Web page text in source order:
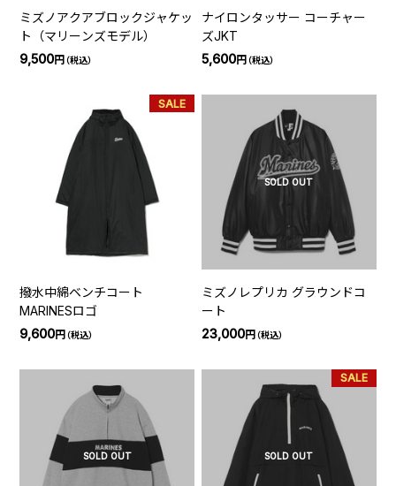
ミズノアクアブロックジャケッ
ト（マリーンズモデル）
9,500円（税込）
ナイロンタッサー コーチャー
ズJKT
5,600円（税込）
SALE
撥水中綿ベンチコート
MARINESロゴ
9,600円（税込）
SOLD OUT
ミズノレプリカ グラウンドコ
ート
23,000円（税込）
SOLD OUT SOLD OUT
SALE